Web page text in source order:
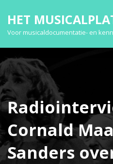
HET
Voor musicaldocumentatie- en
Cornald
Sanders